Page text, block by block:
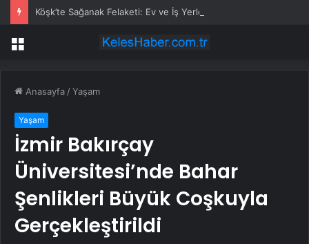
Köşk’te Sağanak Felaketi: Ev ve İş Yerlerini Su Bastı
Menü
Anasayfa /Yaşam
Yaşam
İzmir Bakırçay
Üniversitesi’nde Bahar
Şenlikleri Büyük Coşkuyla
Gerçekleştirildi